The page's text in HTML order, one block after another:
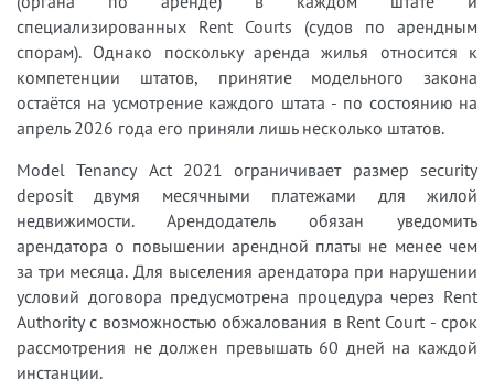
специализированных Rent Courts (судов по арендным
спорам). Однако поскольку аренда жилья относится к
компетенции штатов, принятие модельного закона
остаётся на усмотрение каждого штата - по состоянию на
апрель 2026 года его приняли лишь несколько штатов.
Model Tenancy Act 2021 ограничивает размер security
deposit двумя месячными платежами для жилой
недвижимости. Арендодатель обязан уведомить
арендатора о повышении арендной платы не менее чем
за три месяца. Для выселения арендатора при нарушении
условий договора предусмотрена процедура через Rent
Authority с возможностью обжалования в Rent Court - срок
рассмотрения не должен превышать 60 дней на каждой
инстанции.